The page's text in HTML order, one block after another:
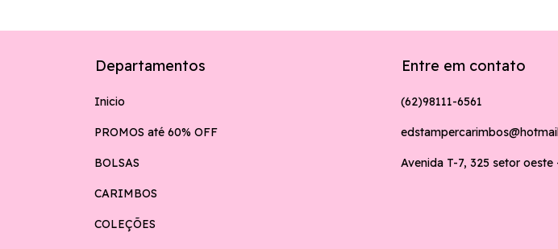
Departamentos
Inicio
PROMOS até 60% OFF
BOLSAS
CARIMBOS
COLEÇÕES
Entre em contato
(62)98111-6561
Avenida T-7, 325 setor oeste